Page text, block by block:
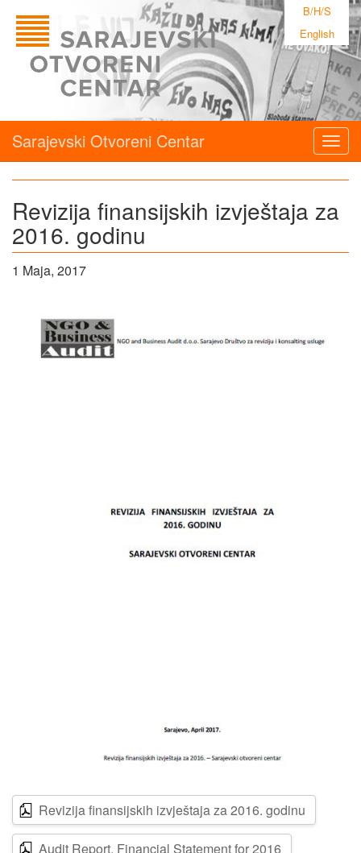
B/H/S
English
Sarajevski Otvoreni Centar
Revizija finansijskih izvještaja za
2016. godinu
1 Maja, 2017
Revizija finansijskih izvještaja za 2016. godinu
Audit Report. Financial Statement for 2016